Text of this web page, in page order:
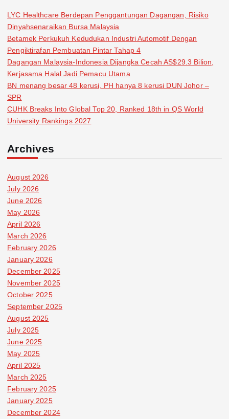
LYC Healthcare Berdepan Penggantungan Dagangan, Risiko
Dinyahsenaraikan Bursa Malaysia
Betamek Perkukuh Kedudukan Industri Automotif Dengan
Pengiktirafan Pembuatan Pintar Tahap 4
Dagangan Malaysia-Indonesia Dijangka Cecah AS$29.3 Bilion,
Kerjasama Halal Jadi Pemacu Utama
BN menang besar 48 kerusi, PH hanya 8 kerusi DUN Johor –
SPR
CUHK Breaks Into Global Top 20, Ranked 18th in QS World
University Rankings 2027
Archives
August 2026
July 2026
June 2026
May 2026
April 2026
March 2026
February 2026
January 2026
December 2025
November 2025
October 2025
September 2025
August 2025
July 2025
June 2025
May 2025
April 2025
March 2025
February 2025
January 2025
December 2024